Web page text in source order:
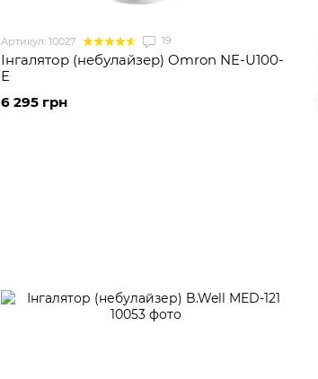
Артикул: 10027 19
Інгалятор (небулайзер) Omron NE-U100-
Е
6 295 грн